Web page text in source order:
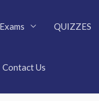
Exams QUIZZES
Contact Us